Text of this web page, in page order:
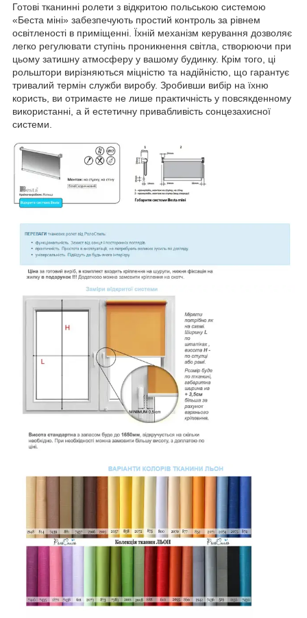
Готові тканинні ролети з відкритою польською системою
«Беста міні» забезпечують простий контроль за рівнем
освітленості в приміщенні. Їхній механізм керування дозволяє
легко регулювати ступінь проникнення світла, створюючи при
цьому затишну атмосферу у вашому будинку. Крім того, ці
рольштори вирізняються міцністю та надійністю, що гарантує
тривалий термін служби виробу. Зробивши вибір на їхню
користь, ви отримаєте не лише практичність у повсякденному
використанні, а й естетичну привабливість сонцезахисної
системи.